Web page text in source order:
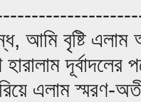
আমি বৃষ্টি
দূর্বাদলের
এলাম স্মরণ-